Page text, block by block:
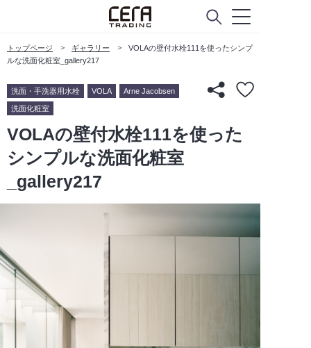
トップページ ギャラリー
VOLAの壁付水栓111を使ったシンプ
ルな洗面化粧室_gallery217
洗面・手洗器用水栓 VOLA Arne Jacobsen
洗面化粧室
VOLAの壁付水栓111を使った
シンプルな洗面化粧室
_gallery217